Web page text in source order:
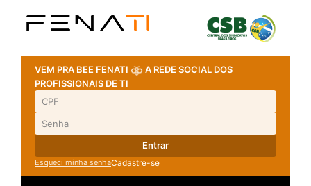
VEM PRA BEE FENATI
A REDE SOCIAL DOS
PROFISSIONAIS DE TI
Entrar
Esqueci minha senhaCadastre-se